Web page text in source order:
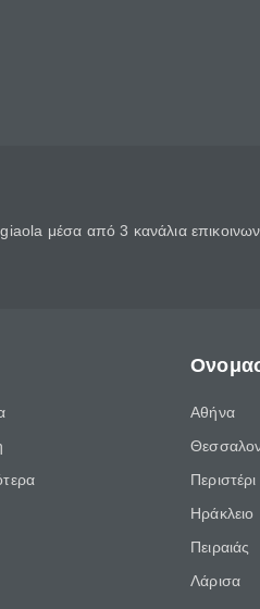
μέσα από 3 κανάλια
Αθήνα
Περιστέρι
Ηράκλειο
Πειραιάς
Λάρισα